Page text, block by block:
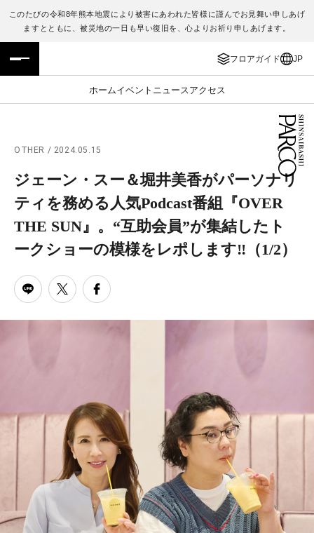
このたびの令和8年熊本地震により被害にあわれた皆様に謹んでお見舞い申しあげ
ますとともに、被災地の一日も早い復旧を、心よりお祈り申しあげます。
フロアガイド JP
ホームイベント ニュース アクセス
フロアガイド
施設案内・アクセス
レストラン・カフェ
TAX FREE
PARCOメンバーズ
JP
ENGLISH
繁体字
ภาษาไทย
日本語
OTHER / 2024.05.15
ジェーン・スー＆堀井美香がパーソナリ
ティを務める人気Podcast番組『OVER
THE SUN』。“互助会員”が集結したト
ークショーの模様をレポします‼︎ （1/2）